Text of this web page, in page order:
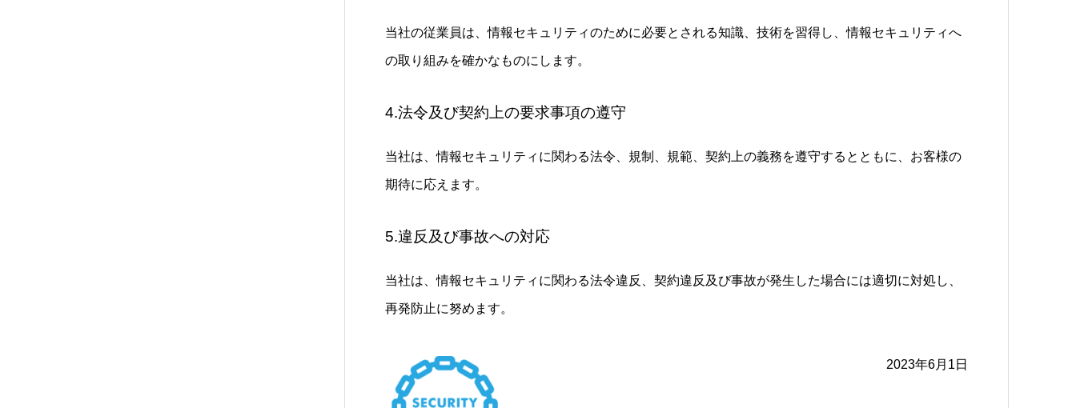
当社の従業員は、情報セキュリティのために必要とされる知識、技術を習得し、情報セキュリティへ
の取り組みを確かなものにします。
4.法令及び契約上の要求事項の遵守
当社は、情報セキュリティに関わる法令、規制、規範、契約上の義務を遵守するとともに、お客様の
期待に応えます。
5.違反及び事故への対応
当社は、情報セキュリティに関わる法令違反、契約違反及び事故が発生した場合には適切に対処し、
再発防止に努めます。
2023年6月1日